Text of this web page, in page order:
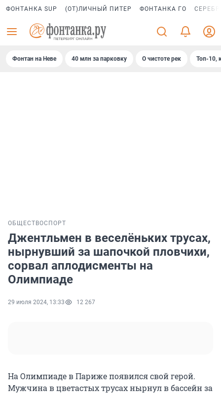
ФОНТАНКА SUP (ОТ)ЛИЧНЫЙ ПИТЕР ФОНТАНКА ГО
Фонтан на Неве 40 млн за парковку О чистоте рек Топ-10,
ОБЩЕСТВОСПОРТ
Джентльмен в веселёньких трусах,
нырнувший за шапочкой пловчихи,
сорвал аплодисменты на
Олимпиаде
29 июля 2024, 13:33 12 267
На Олимпиаде в Париже появился свой герой.
Мужчина в цветастых трусах нырнул в бассейн за